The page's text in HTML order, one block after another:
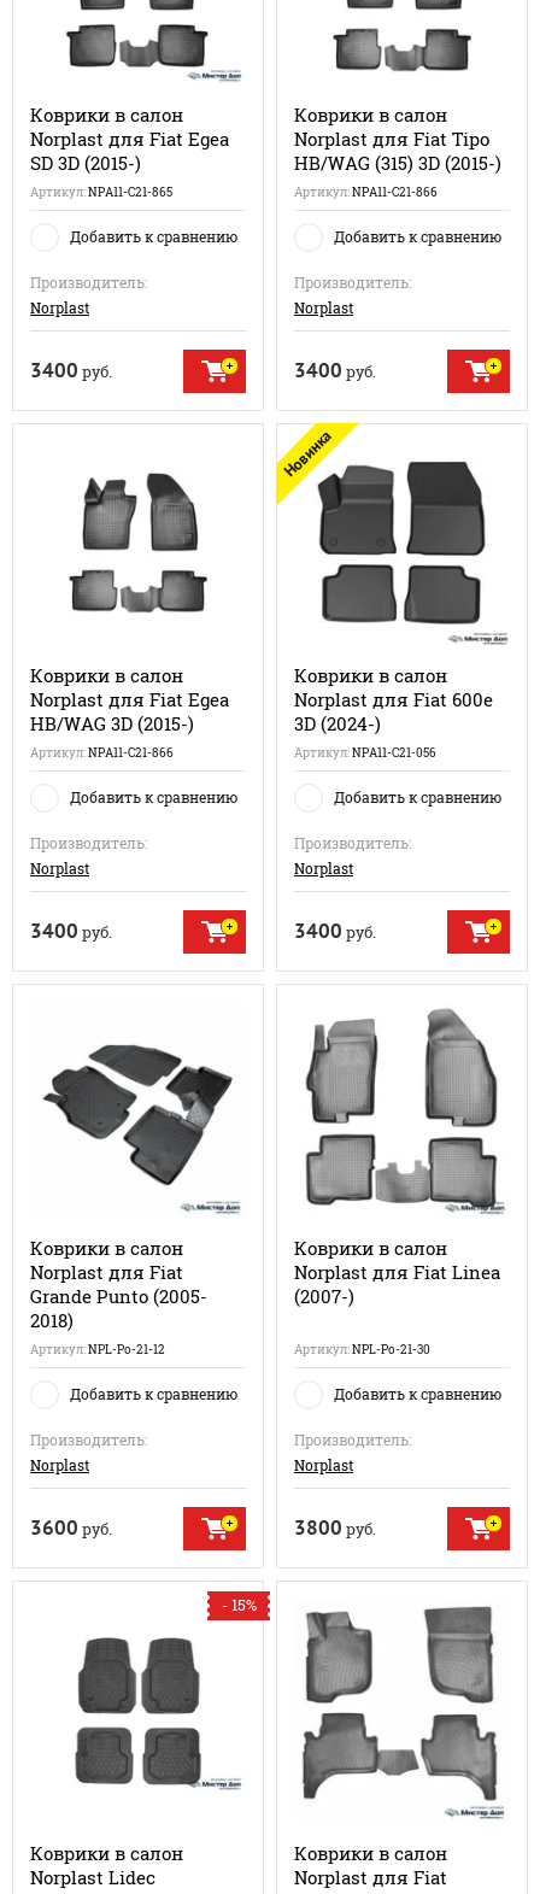
Коврики в салон
Norplast для Fiat Egea
SD 3D (2015-)
Артикул:NPA11-C21-865
Добавить к сравнению
Производитель:
Norplast
3400 руб.
Коврики в салон
Norplast для Fiat Tipo
HB/WAG (315) 3D (2015-)
Артикул:NPA11-C21-866
Добавить к сравнению
Производитель:
Norplast
3400 руб.
Коврики в салон
Norplast для Fiat Egea
HB/WAG 3D (2015-)
Артикул:NPA11-C21-866
Добавить к сравнению
Производитель:
Norplast
3400 руб.
Новинка
Коврики в салон
Norplast для Fiat 600e
3D (2024-)
Артикул:NPA11-C21-056
Добавить к сравнению
Производитель:
Norplast
3400 руб.
Коврики в салон
Norplast для Fiat
Grande Punto (2005-
2018)
Артикул:NPL-Po-21-12
Добавить к сравнению
Производитель:
Norplast
3600 руб.
Коврики в салон
Norplast для Fiat Linea
(2007-)
Артикул:NPL-Po-21-30
Добавить к сравнению
Производитель:
Norplast
3800 руб.
- 15%
Коврики в салон
Norplast Lidec
Коврики в салон
Norplast для Fiat